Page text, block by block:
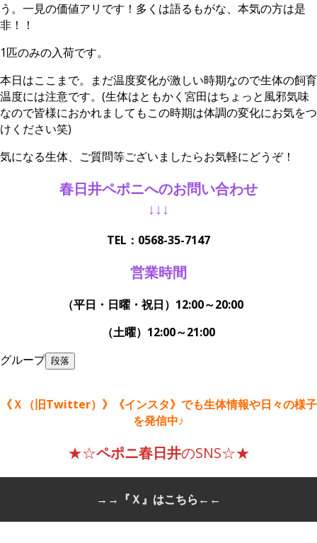
う。一見の価値アリです！多くは語るもがな、本気の方は是
非！！
1匹のみの入荷です。
本日はここまで。まだ温度変化が激しい時期なので生体の飼育
温度には注意です。(生体はともかく宮田はちょっと風邪気味
なので皆様におかれましてもこの時期は体調の変化にお気をつ
けください笑)
気になる生体、ご質問等ございましたらお気軽にどうぞ！
春日井ペポニへのお問い合わせ
↓↓↓
TEL：0568-35-7147
営業時間
（平日・日曜・祝日）12:00～20:00
（土曜）12:00～21:00
グループ 段落
《Ｘ（旧Twitter）》《インスタ》でも生体情報や日々の様子
を発信中♪
★☆ペポニ春日井のSNS☆★
→→ 『Ｘ』はこちら ←←